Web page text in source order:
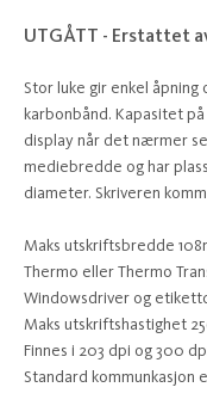
UTGÅTT - Erstattet
Stor luke gir enkel
karbonbånd. Kapasitet
display når det nærmer
mediebredde og har
diameter. Skriveren
Maks utskriftsbredde
Thermo eller Thermo
Windowsdriver og
Maks utskriftshastighet
Finnes i 203 dpi og 300
Standard kommunkasjon